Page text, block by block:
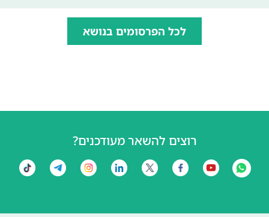
לכל הפרסומים בנושא
רוצים להשאר מעודכנים?